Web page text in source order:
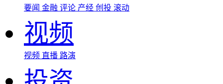
要闻 金融 评论 产经 创投 滚动
视频
视频 直播 路演